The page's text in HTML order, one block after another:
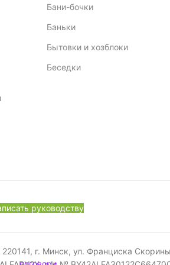
Бани-бочки
Баньки
Бытовки и хозблоки
Беседки
руководству
г. Минск, ул. Франциска